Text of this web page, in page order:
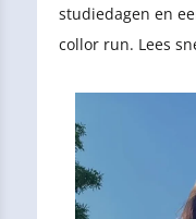
studiedagen en
collor run. Lees